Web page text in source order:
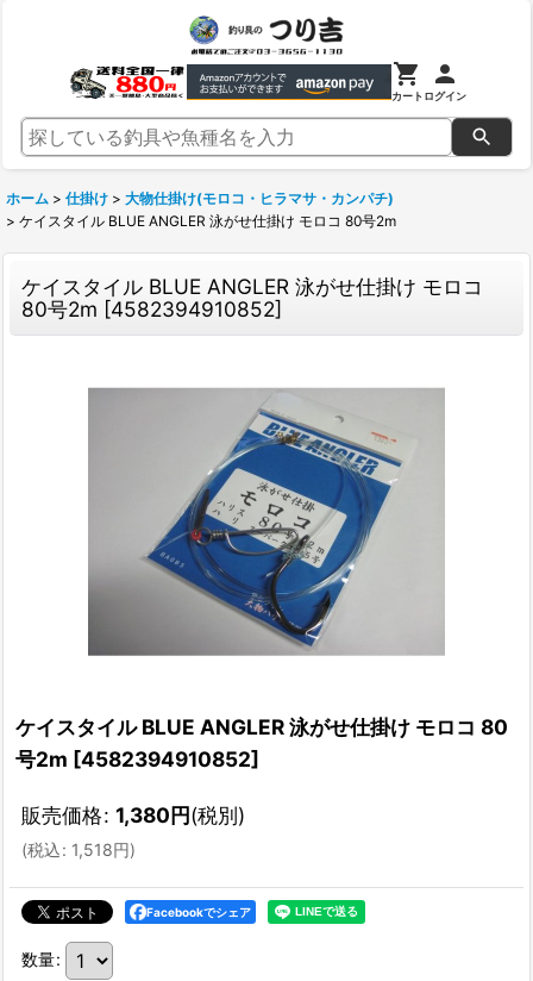
カートログイン
ホーム > 仕掛け > 大物仕掛け(モロコ・ヒラマサ・カンパチ)
> ケイスタイル BLUE ANGLER 泳がせ仕掛け モロコ 80号2m
ケイスタイル BLUE ANGLER 泳がせ仕掛け モロコ
80号2m [4582394910852]
ケイスタイル BLUE ANGLER 泳がせ仕掛け モロコ 80
号2m [4582394910852]
販売価格: 1,380円(税別)
(税込: 1,518円)
Facebookでシェア
数量: